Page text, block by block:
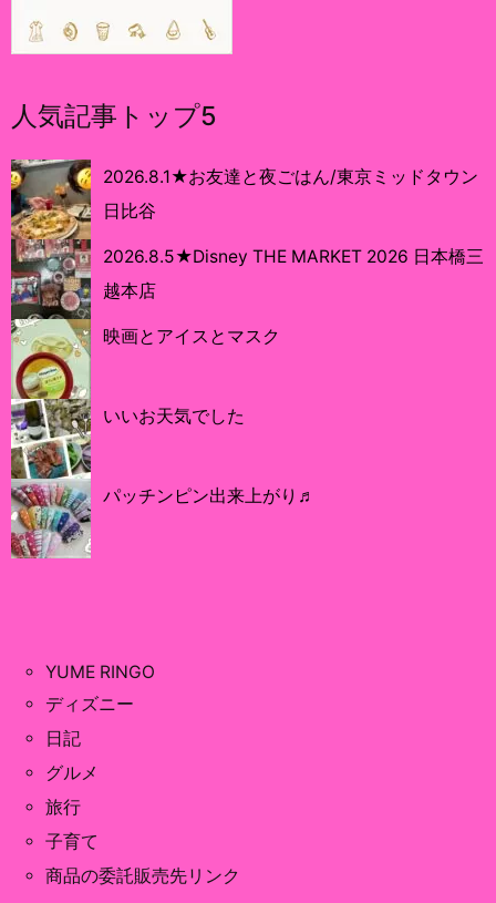
人気記事トップ5
2026.8.1★お友達と夜ごはん/東京ミッドタウン
日比谷
2026.8.5★Disney THE MARKET 2026 日本橋三
越本店
映画とアイスとマスク
いいお天気でした
パッチンピン出来上がり♬
YUME RINGO
ディズニー
日記
グルメ
旅行
子育て
商品の委託販売先リンク